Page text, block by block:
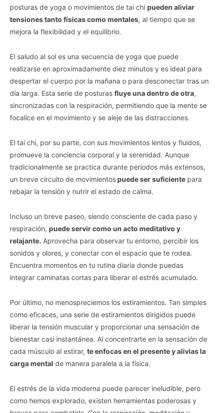
posturas de yoga o movimientos de tai chi pueden aliviar
tensiones tanto físicas como mentales, al tiempo que se
mejora la flexibilidad y el equilibrio.
El saludo al sol es una secuencia de yoga que puede
realizarse en aproximadamente diez minutos y es ideal para
despertar el cuerpo por la mañana o para desconectar tras un
día larga. Esta serie de posturas fluye una dentro de otra,
sincronizadas con la respiración, permitiendo que la mente se
focalice en el movimiento y se aleje de las distracciones.
El tai chi, por su parte, con sus movimientos lentos y fluidos,
promueve la conciencia corporal y la serenidad. Aunque
tradicionalmente se practica durante periodos más extensos,
un breve circuito de movimientospuede ser suficiente para
rebajar la tensión y nutrir el estado de calma.
Incluso un breve paseo, siendo consciente de cada paso y
respiración, puede servir como un acto meditativo y
relajante. Aprovecha para observar tu entorno, percibir los
sonidos y olores, y conectar con el espacio que te rodea.
Encuentra momentos en tu rutina diaria donde puedas
integrar caminatas cortas para liberar el estrés acumulado.
Por último, no menospreciemos los estiramientos. Tan simples
como eficaces, una serie de estiramientos dirigidos puede
liberar la tensión muscular y proporcionar una sensación de
bienestar casi instantánea. Al concentrarte en la sensación de
cada músculo al estirar, te enfocas en el presente y alivias la
carga mental de manera paralela a la física.
El estrés de la vida moderna puede parecer ineludible, pero
como hemos explorado, existen herramientas poderosas y